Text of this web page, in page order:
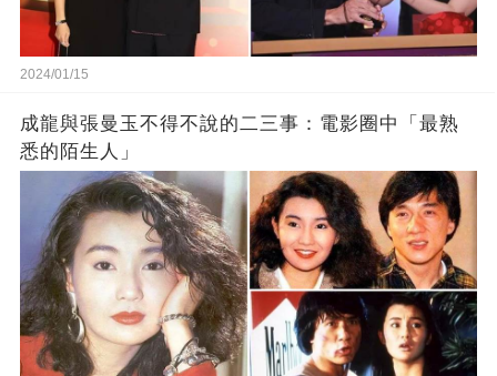
2024/01/15
成龍與張曼玉不得不說的二三事：電影圈中「最熟
悉的陌生人」